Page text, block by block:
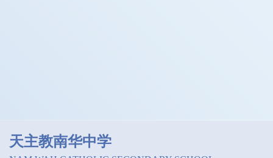
天主教南华中学